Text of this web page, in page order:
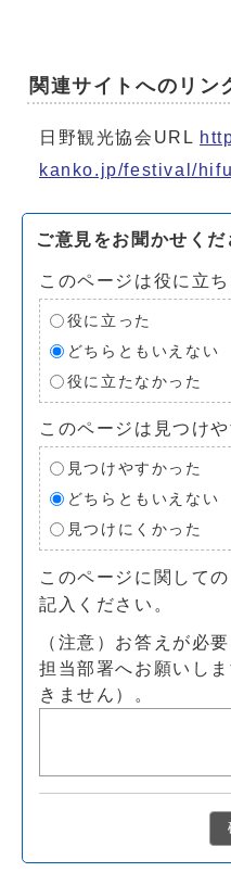
関連サイトへのリン
日野観光協会URL
kanko.jp/festival/
ご意見をお聞かせくだ
このページは役に立
役に立った
どちらともいえない
役に立たなかった
このページは見つけ
見つけやすかった
どちらともいえない
見つけにくかった
このページに関して
記入ください。
（注意）お答えが必
担当部署へお願いし
きません）。